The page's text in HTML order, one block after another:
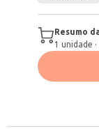
Resumo
1 unidade ·